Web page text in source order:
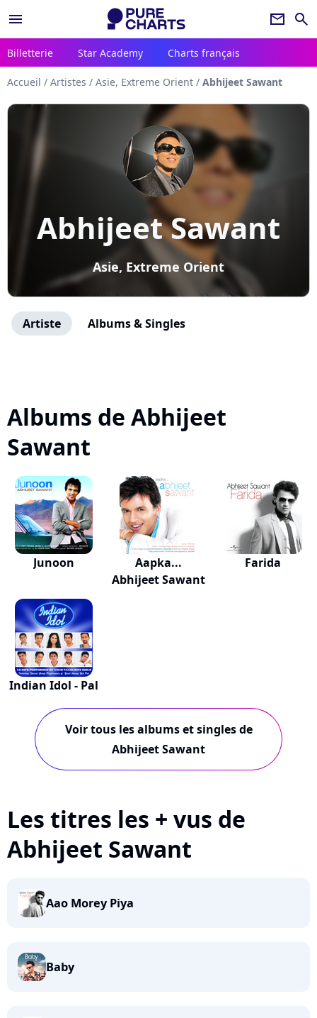
menu newsletter search
Billetterie Star Academy Charts français
Accueil / Artistes / Asie, Extreme Orient / Abhijeet Sawant
Abhijeet Sawant
Asie, Extreme Orient
Artiste Albums & Singles
Albums de Abhijeet
Sawant
Junoon
Aapka...
Abhijeet Sawant
Farida
Indian Idol - Pal
Voir tous les albums et singles de
Abhijeet Sawant
Les titres les + vus de
Abhijeet Sawant
Aao Morey Piya
Baby